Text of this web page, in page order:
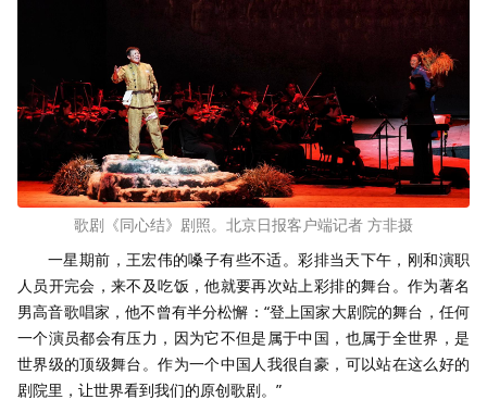
歌剧《同心结》剧照。北京日报客户端记者 方非摄
一星期前，王宏伟的嗓子有些不适。彩排当天下午，刚和演职
人员开完会，来不及吃饭，他就要再次站上彩排的舞台。作为著名
男高音歌唱家，他不曾有半分松懈：“登上国家大剧院的舞台，任何
一个演员都会有压力，因为它不但是属于中国，也属于全世界，是
世界级的顶级舞台。作为一个中国人我很自豪，可以站在这么好的
剧院里，让世界看到我们的原创歌剧。”